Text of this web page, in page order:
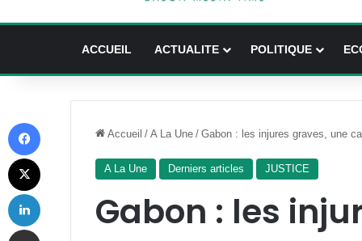
ACCUEIL ACTUALITE POLITIQUE
Accueil / A La Une / Gabon : les injures graves, une
A La Une Derniers articles JUSTICE
Gabon : les